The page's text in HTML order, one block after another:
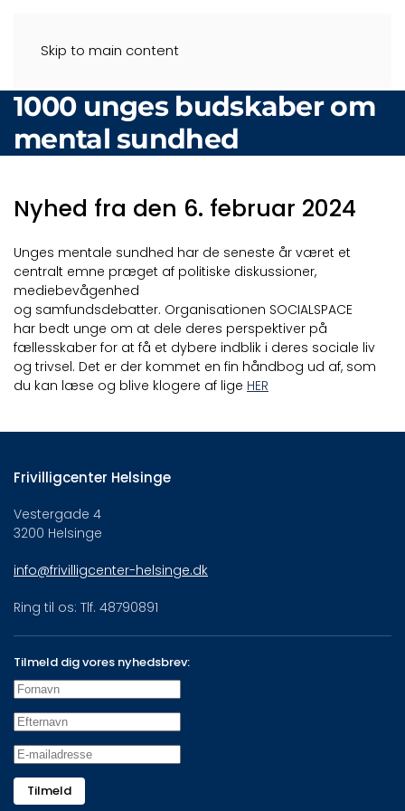
Skip to main content
1000 unges budskaber om
mental sundhed
Nyhed fra den 6. februar 2024
Unges mentale sundhed har de seneste år været et
centralt emne præget af politiske diskussioner,
mediebevågenhed
og samfundsdebatter. Organisationen SOCIALSPACE
har bedt unge om at dele deres perspektiver på
fællesskaber for at få et dybere indblik i deres sociale liv
og trivsel. Det er der kommet en fin håndbog ud af, som
du kan læse og blive klogere af lige HER
Frivilligcenter Helsinge
Vestergade 4
3200 Helsinge
info@frivilligcenter-helsinge.dk
Ring til os: Tlf. 48790891
Tilmeld dig vores nyhedsbrev:
Tilmeld